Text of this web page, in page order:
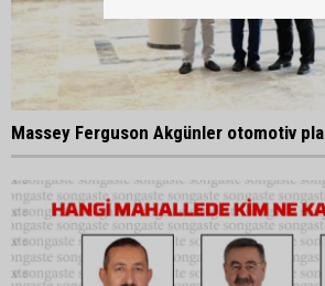
Massey Ferguson Akgünler otomotiv